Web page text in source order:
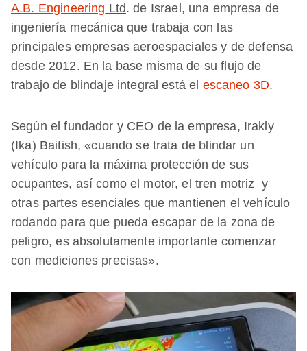
A.B. Engineering Ltd. de Israel, una empresa de
ingeniería mecánica que trabaja con las
principales empresas aeroespaciales y de defensa
desde 2012. En la base misma de su flujo de
trabajo de blindaje integral está el escaneo 3D.
Según el fundador y CEO de la empresa, Irakly
(Ika) Baitish, «cuando se trata de blindar un
vehículo para la máxima protección de sus
ocupantes, así como el motor, el tren motriz y
otras partes esenciales que mantienen el vehículo
rodando para que pueda escapar de la zona de
peligro, es absolutamente importante comenzar
con mediciones precisas».